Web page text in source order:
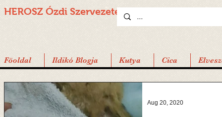
HEROSZ Ózdi Szervezete
Föoldal Ildikó Blogja Kutya Cica
Aug 20, 2020